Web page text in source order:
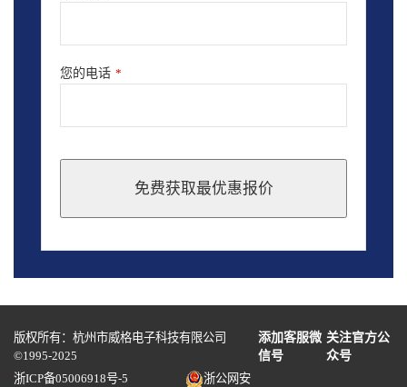
您的电话 *
免费获取最优惠报价
should
blank
版权所有：杭州市威格电子科技有限公司
©1995-2025
添加客服微
信号
关注官方公
众号
浙ICP备05006918号-5
浙公网安